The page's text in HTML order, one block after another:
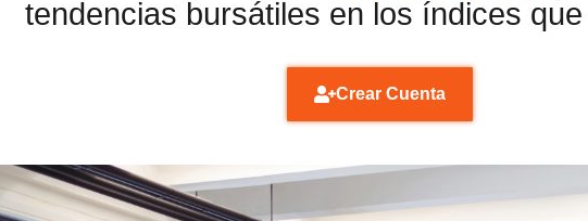
tendencias bursátiles en los índices
Crear Cuenta